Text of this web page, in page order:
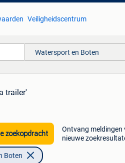
Veiligheidscentrum
Watersport en Boten
trailer'
zoekopdracht
Ontvang meldingen
nieuwe
Boten